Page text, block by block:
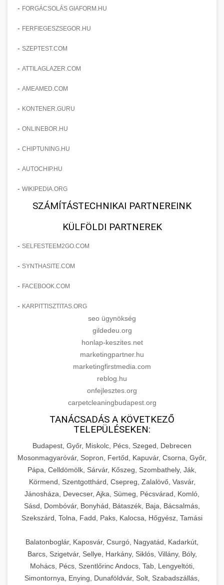
- FORGÁCSOLÁS GIAFORM.HU
- FERFIEGESZSEGOR.HU
- SZEPTEST.COM
- ATTILAGLAZER.COM
- AMEAMED.COM
- KONTENER.GURU
- ONLINEBOR.HU
- CHIPTUNING.HU
- AUTOCHIP.HU
- WIKIPEDIA.ORG
SZÁMÍTÁSTECHNIKAI PARTNEREINK
KÜLFÖLDI PARTNEREK
- SELFESTEEM2GO.COM
- SYNTHASITE.COM
- FACEBOOK.COM
- KARPITTISZTITAS.ORG
seo ügynökség
gildedeu.org
honlap-keszites.net
marketingpartner.hu
marketingfirstmedia.com
reblog.hu
onfejlesztes.org
carpetcleaningbudapest.org
TANÁCSADÁS A KÖVETKEZŐ
TELEPÜLÉSEKEN:
Budapest, Győr, Miskolc, Pécs, Szeged, Debrecen
Mosonmagyaróvár, Sopron, Fertőd, Kapuvár, Csorna, Győr,
Pápa, Celldömölk, Sárvár, Kőszeg, Szombathely, Ják,
Körmend, Szentgotthárd, Csepreg, Zalalövő, Vasvár,
Jánosháza, Devecser, Ajka, Sümeg, Pécsvárad, Komló,
Sásd, Dombóvár, Bonyhád, Bátaszék, Baja, Bácsalmás,
Szekszárd, Tolna, Fadd, Paks, Kalocsa, Hőgyész, Tamási
Balatonboglár, Kaposvár, Csurgó, Nagyatád, Kadarkút,
Barcs, Szigetvár, Sellye, Harkány, Siklós, Villány, Bóly,
Mohács, Pécs, Szentlőrinc Andocs, Tab, Lengyeltóti,
Simontornya, Enying, Dunaföldvár, Solt, Szabadszállás,